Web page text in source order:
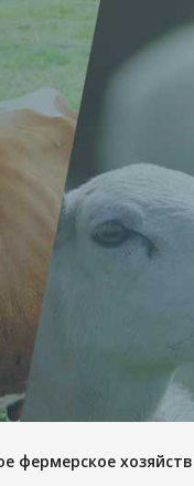
фермерское